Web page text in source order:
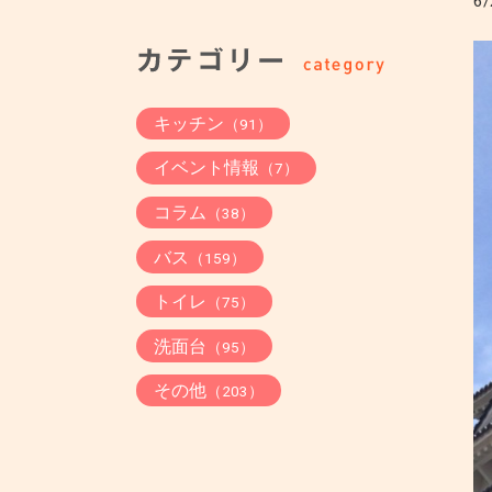
キッチン （91）
イベント情報 （7）
コラム （38）
バス （159）
トイレ （75）
洗面台 （95）
その他（203）